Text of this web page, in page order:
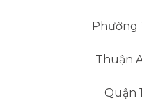
Phường
Thuận
Quận